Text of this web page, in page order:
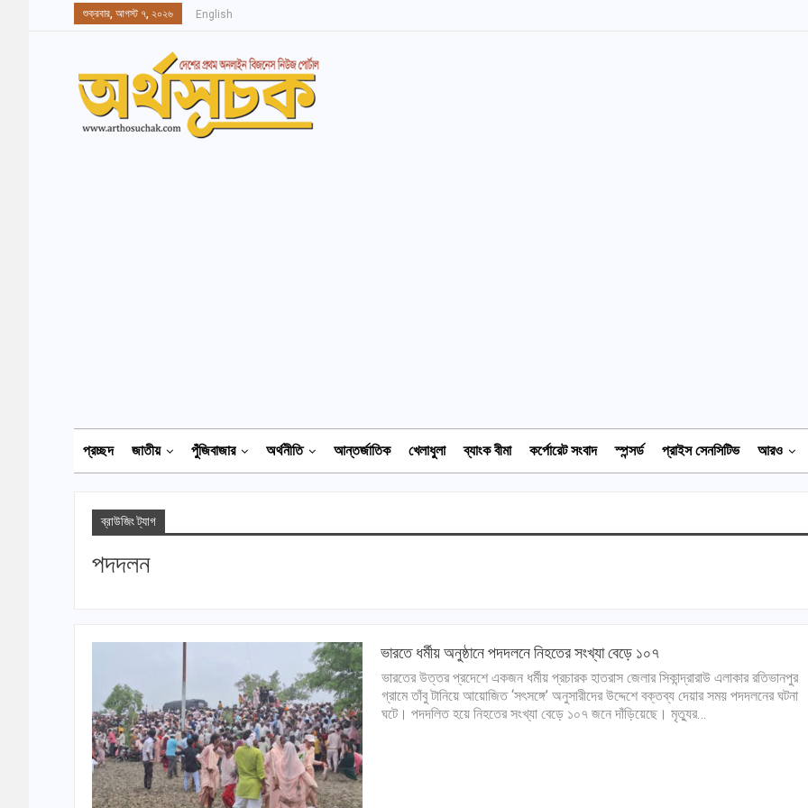
শুক্রবার, আগস্ট ৭, ২০২৬ English
প্রচ্ছদ জাতীয় পুঁজিবাজার অর্থনীতি আন্তর্জাতিক খেলাধুলা ব্যাংক বীমা কর্পোরেট সংবাদ স্পন্সর্ড প্রাইস সেনসিটিভ আরও
ব্রাউজিং ট্যাগ
পদদলন
ভারতে ধর্মীয় অনুষ্ঠানে পদদলনে নিহতের সংখ্যা বেড়ে ১০৭
ভারতের উত্তর প্রদেশে একজন ধর্মীয় প্রচারক হাতরাস জেলার সিকান্দ্রারাউ এলাকার রতিভানপুর
গ্রামে তাঁবু টানিয়ে আয়োজিত ‘সৎসঙ্গে’ অনুসারীদের উদ্দেশে বক্তব্য দেয়ার সময় ‌পদদলনের ঘটনা
ঘটে। পদদলিত হয়ে নিহতের সংখ্যা বেড়ে ১০৭ জনে দাঁড়িয়েছে। মৃত্যুর…